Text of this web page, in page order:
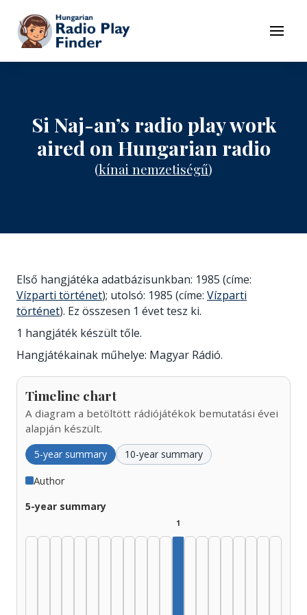
To contents
Menu
Si Naj-an’s radio play work
aired on Hungarian radio
(kínai nemzetiségű)
Első hangjátéka adatbázisunkban: 1985 (címe:
Vízparti történet); utolsó: 1985 (címe: Vízparti
történet). Ez összesen 1 évet tesz ki.
1 hangjáték készült tőle.
Hangjátékainak műhelye: Magyar Rádió.
Timeline chart
A diagram a betöltött rádiójátékok bemutatási évei
alapján készült.
5-year summary 10-year summary
Author
5-year summary
1